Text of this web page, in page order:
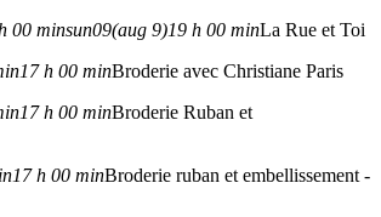
00 minsun09(aug 9)19 h 00 minLa Rue et Toi
17 h 00 minBroderie avec Christiane Paris
17 h 00 minBroderie Ruban et
17 h 00 minBroderie ruban et embellissement -